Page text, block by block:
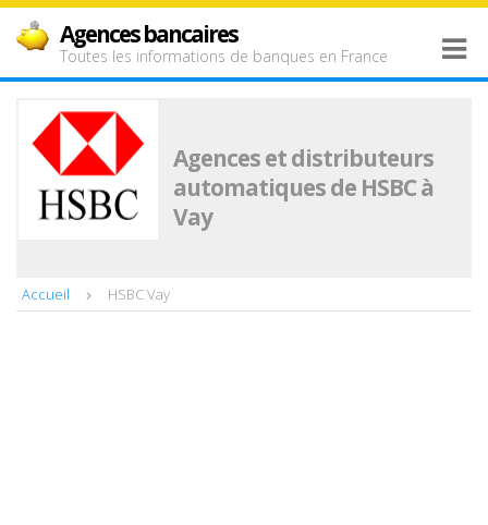
Agences bancaires
Toutes les informations de banques en France
Agences et distributeurs
automatiques de HSBC à
Vay
Accueil HSBC Vay